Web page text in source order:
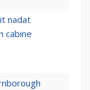
nadat
cabine